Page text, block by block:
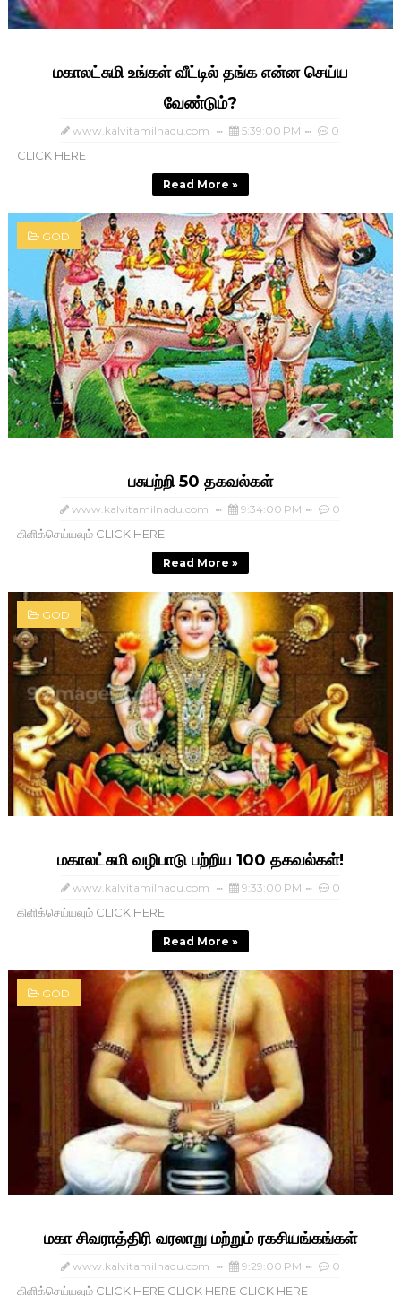
மகாலட்சுமி உங்கள் வீட்டில் தங்க என்ன செய்ய
வேண்டும்?
www.kalvitamilnadu.com 5:39:00 PM 0
CLICK HERE
Read More »
GOD
பசுபற்றி 50 தகவல்கள்
www.kalvitamilnadu.com 9:34:00 PM 0
கிளிக்செய்யவும் CLICK HERE
Read More »
GOD
மகாலட்சுமி வழிபாடு பற்றிய 100 தகவல்கள்!
www.kalvitamilnadu.com 9:33:00 PM 0
கிளிக்செய்யவும் CLICK HERE
Read More »
GOD
மகா சிவராத்திரி வரலாறு மற்றும் ரகசியங்கங்கள்
www.kalvitamilnadu.com 9:29:00 PM 0
கிளிக்செய்யவும் CLICK HERE CLICK HERE CLICK HERE